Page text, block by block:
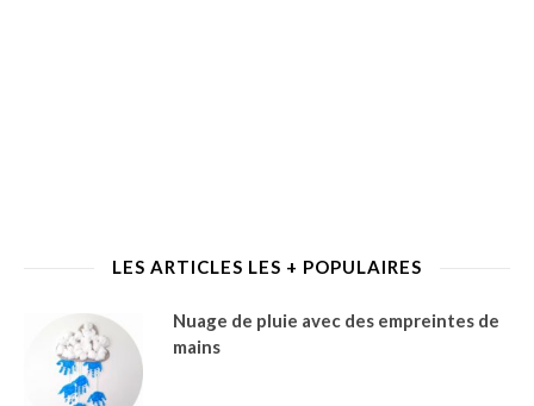
LES ARTICLES LES + POPULAIRES
Nuage de pluie avec des empreintes de
mains